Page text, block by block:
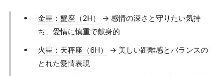
金星：蟹座（2H）
→ 感情の深さと守りたい気持
ち、愛情に慎重で献身的
火星：天秤座（6H）
→ 美しい距離感とバランスの
とれた愛情表現